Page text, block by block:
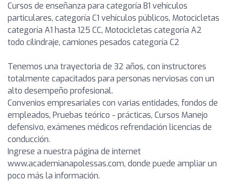
Cursos de enseñanza para categoría B1 vehículos
particulares, categoría C1 vehículos públicos, Motocicletas
categoría A1 hasta 125 CC, Motocicletas categoría A2
todo cilindraje, camiones pesados categoría C2
Tenemos una trayectoria de 32 años, con instructores
totalmente capacitados para personas nerviosas con un
alto desempeño profesional.
Convenios empresariales con varias entidades, fondos de
empleados, Pruebas teórico - prácticas, Cursos Manejo
defensivo, exámenes médicos refrendación licencias de
conducción.
Ingrese a nuestra página de internet
www.academianapolessas.com, donde puede ampliar un
poco más la información.